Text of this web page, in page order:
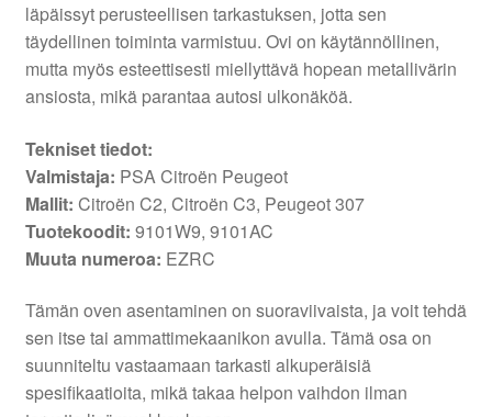
läpäissyt perusteellisen tarkastuksen, jotta sen
täydellinen toiminta varmistuu. Ovi on käytännöllinen,
mutta myös esteettisesti miellyttävä hopean metallivärin
ansiosta, mikä parantaa autosi ulkonäköä.
Tekniset tiedot:
Valmistaja: PSA Citroën Peugeot
Mallit: Citroën C2, Citroën C3, Peugeot 307
Tuotekoodit: 9101W9, 9101AC
Muuta numeroa: EZRC
Tämän oven asentaminen on suoraviivaista, ja voit tehdä
sen itse tai ammattimekaanikon avulla. Tämä osa on
suunniteltu vastaamaan tarkasti alkuperäisiä
spesifikaatioita, mikä takaa helpon vaihdon ilman